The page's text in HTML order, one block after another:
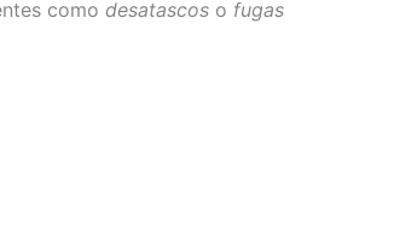
como desatascos o fugas